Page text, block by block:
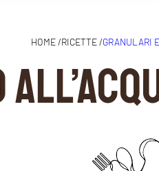
HOME /RICETTE /GRANULARI